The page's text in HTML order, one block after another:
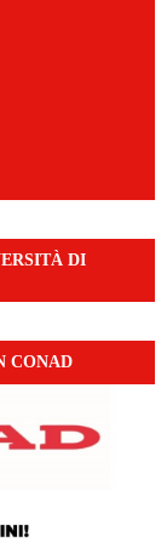
DI
CONAD